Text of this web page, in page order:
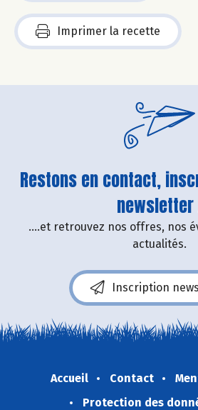
Imprimer la recette
Restons en contact,
newsletter
....et retrouvez nos offres, nos
actualités.
Inscription
Accueil Contact
Protection des